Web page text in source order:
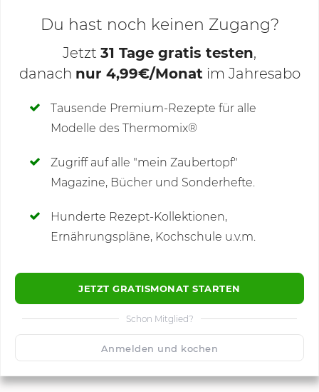
Deine Notizen
Du hast noch keinen Zugang?
Jetzt 31 Tage gratis testen,
danach nur 4,99€/Monat im Jahresabo
Tausende Premium-Rezepte für alle
Modelle des Thermomix®
Zugriff auf alle "mein Zaubertopf"
Magazine, Bücher und Sonderhefte.
Hunderte Rezept-Kollektionen,
Ernährungspläne, Kochschule u.v.m.
JETZT GRATISMONAT STARTEN
Schon Mitglied?
Anmelden und kochen
Kommentare
🙂 1500 Speichern